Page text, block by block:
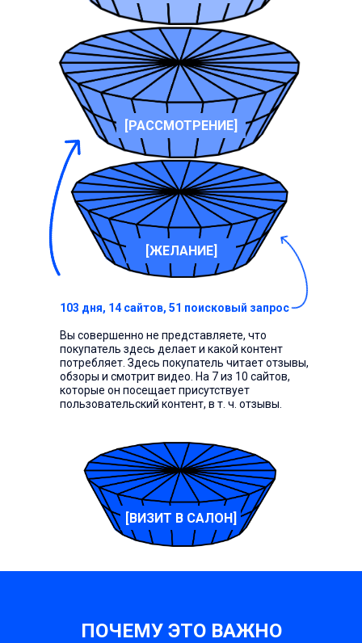
103 дня, 14 сайтов, 51 поисковый запрос
Вы совершенно не представляете, что
покупатель здесь делает и какой контент
потребляет. Здесь покупатель читает отзывы,
обзоры и смотрит видео. На 7 из 10 сайтов,
которые он посещает присутствует
пользовательский контент, в т. ч. отзывы.
[ВИЗИТ В САЛОН]
[ЖЕЛАНИЕ]
[РАССМОТРЕНИЕ]
ПОЧЕМУ ЭТО ВАЖНО